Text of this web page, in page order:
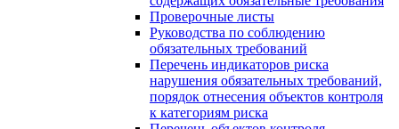
Проверочные листы
Руководства по соблюдению
обязательных требований
Перечень индикаторов риска
нарушения обязательных требований,
порядок отнесения объектов контроля
к категориям риска